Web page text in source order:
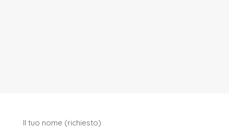
Il tuo nome (richiesto)